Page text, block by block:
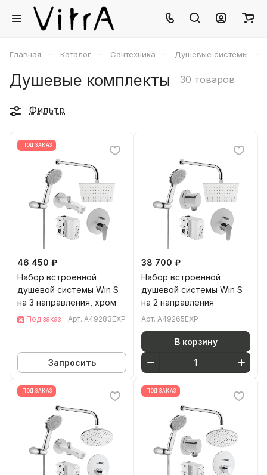
Главная – Каталог – Сантехника – Душевые системы –
Душевые комплекты 30 товаров
Фильтр
ПОД ЗАКАЗ
46 450 ₽
Набор встроенной
душевой системы Win S
на 3 направления, хром
Под заказ Арт. A49283EXP
Запросить
38 700 ₽
Набор встроенной
душевой системы Win S
на 2 направления
Арт. A49265EXP
В корзину
ПОД ЗАКАЗ ПОД ЗАКАЗ